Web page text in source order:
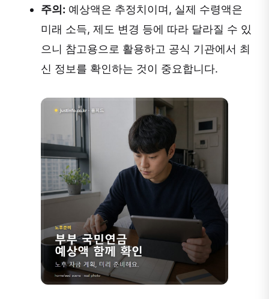
주의: 예상액은 추정치이며, 실제 수령액은
미래 소득, 제도 변경 등에 따라 달라질 수 있
으니 참고용으로 활용하고 공식 기관에서 최
신 정보를 확인하는 것이 중요합니다.